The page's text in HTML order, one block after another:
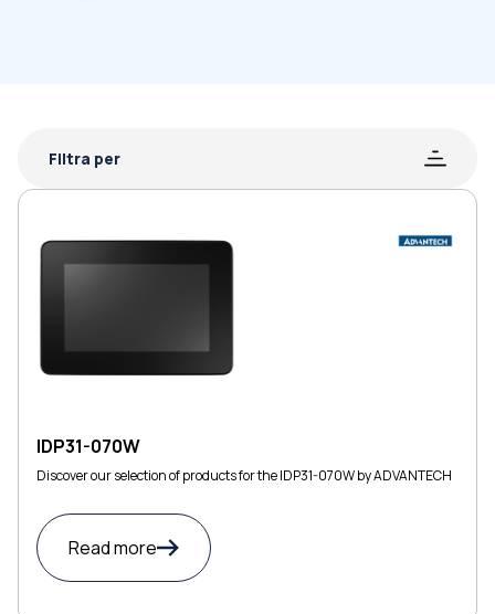
Filtra per
IDP31-070W
Discover our selection of products for the IDP31-070W by ADVANTECH
Read more